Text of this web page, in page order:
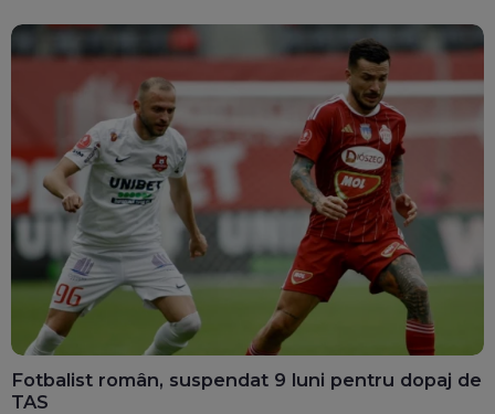
Fotbalist român, suspendat 9 luni pentru dopaj de
TAS